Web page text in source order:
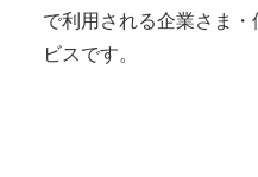
で利用される企業さま
ビスです。